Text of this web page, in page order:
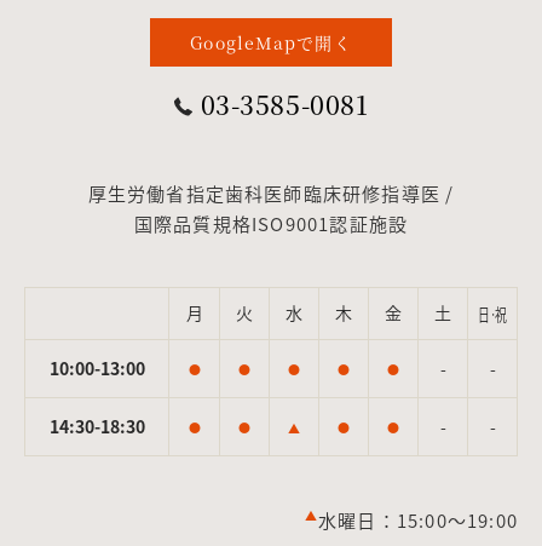
GoogleMapで開く
03-3585-0081
厚生労働省指定歯科医師臨床研修指導医 /
国際品質規格ISO9001認証施設
月 火 水 木 金 土 日·祝
10:00-13:00 ● ● ● ● ● - -
14:30-18:30 ● ● ▲ ● ● - -
▲水曜日：15:00～19:00